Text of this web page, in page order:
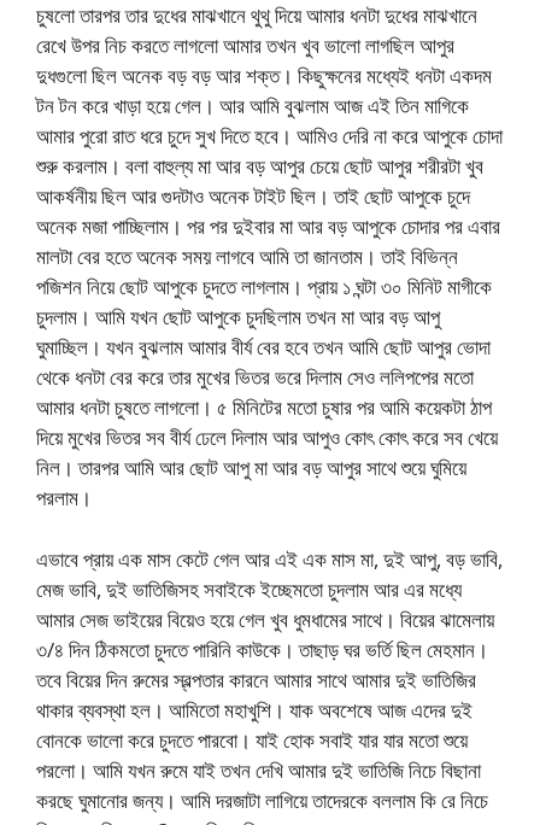
চুষলো তারপর তার দুধের মাঝখানে থুথু দিয়ে আমার ধনটা দুধের মাঝখানে
রেখে উপর নিচ করতে লাগলো আমার তখন খুব ভালো লাগছিল আপুর
দুধগুলো ছিল অনেক বড় বড় আর শক্ত। কিছুক্ষনের মধ্যেই ধনটা একদম
টন টন করে খাড়া হয়ে গেল। আর আমি বুঝলাম আজ এই তিন মাগিকে
আমার পুরো রাত ধরে চুদে সুখ দিতে হবে। আমিও দেরি না করে আপুকে চোদা
শুরু করলাম। বলা বাহুল্য মা আর বড় আপুর চেয়ে ছোট আপুর শরীরটা খুব
আকর্ষনীয় ছিল আর গুদটাও অনেক টাইট ছিল। তাই ছোট আপুকে চুদে
অনেক মজা পাচ্ছিলাম। পর পর দুইবার মা আর বড় আপুকে চোদার পর এবার
মালটা বের হতে অনেক সময় লাগবে আমি তা জানতাম। তাই বিভিন্ন
পজিশন নিয়ে ছোট আপুকে চুদতে লাগলাম। প্রায় ১ ঘন্টা ৩০ মিনিট মাগীকে
চুদলাম। আমি যখন ছোট আপুকে চুদছিলাম তখন মা আর বড় আপু
ঘুমাচ্ছিল। যখন বুঝলাম আমার বীর্য বের হবে তখন আমি ছোট আপুর ভোদা
থেকে ধনটা বের করে তার মুখের ভিতর ভরে দিলাম সেও ললিপপের মতো
আমার ধনটা চুষতে লাগলো। ৫ মিনিটের মতো চুষার পর আমি কয়েকটা ঠাপ
দিয়ে মুখের ভিতর সব বীর্য ঢেলে দিলাম আর আপুও কোৎ কোৎ করে সব খেয়ে
নিল। তারপর আমি আর ছোট আপু মা আর বড় আপুর সাথে শুয়ে ঘুমিয়ে
পরলাম।
এভাবে প্রায় এক মাস কেটে গেল আর এই এক মাস মা, দুই আপু, বড় ভাবি,
মেজ ভাবি, দুই ভাতিজিসহ সবাইকে ইচ্ছেমতো চুদলাম আর এর মধ্যে
আমার সেজ ভাইয়ের বিয়েও হয়ে গেল খুব ধুমধামের সাথে। বিয়ের ঝামেলায়
৩/৪ দিন ঠিকমতো চুদতে পারিনি কাউকে। তাছাড় ঘর ভর্তি ছিল মেহমান।
তবে বিয়ের দিন রুমের স্বল্পতার কারনে আমার সাথে আমার দুই ভাতিজির
থাকার ব্যবস্থা হল। আমিতো মহাখুশি। যাক অবশেষে আজ এদের দুই
বোনকে ভালো করে চুদতে পারবো। যাই হোক সবাই যার যার মতো শুয়ে
পরলো। আমি যখন রুমে যাই তখন দেখি আমার দুই ভাতিজি নিচে বিছানা
করছে ঘুমানোর জন্য। আমি দরজাটা লাগিয়ে তাদেরকে বললাম কি রে নিচে